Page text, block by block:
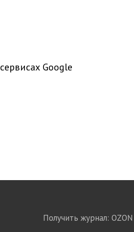
сервисах Google
Получить журнал: OZON